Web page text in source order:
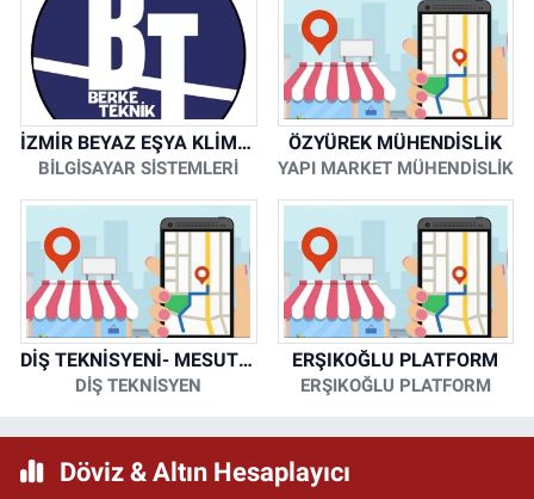
İZMİR BEYAZ EŞYA KLİMA KOMBİ SERVİSİ
BİLGİSAYAR SİSTEMLERİ
ÖZYÜREK MÜHENDİSLİK
YAPI MARKET MÜHENDİSLİK
DİŞ TEKNİSYENİ- MESUT KORKMAZ
DİŞ TEKNİSYEN
ERŞIKOĞLU PLATFORM
ERŞIKOĞLU PLATFORM
Döviz & Altın Hesaplayıcı